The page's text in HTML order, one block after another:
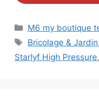
Catégories
M6 my boutique
Étiquettes
Bricolage & Jardin
Starlyf High Pressure,